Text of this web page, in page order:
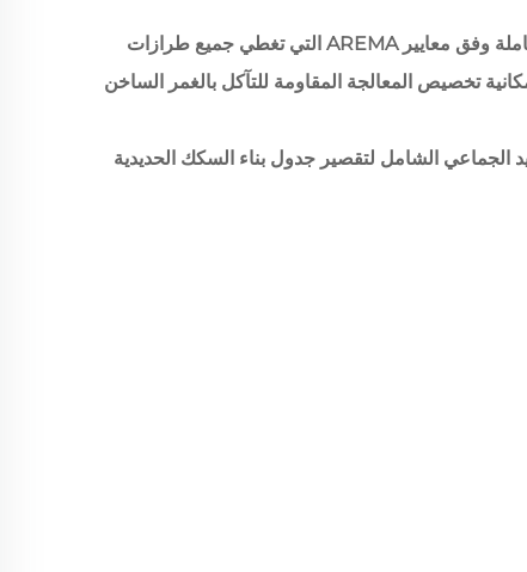
سلسلة لوحات الاتصال العازلة الكاملة وفق معايير AREMA التي تغطي جميع طرازات
تخصيص المعالجة المقاومة للتآكل بالغمر الساخن
الجماعي الشامل لتقصير جدول بناء السكك الحديدية